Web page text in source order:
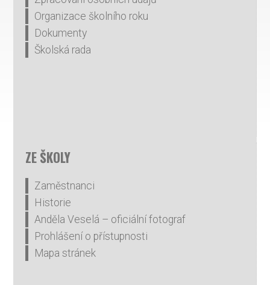
Organizace školního roku
Dokumenty
Školská rada
ZE ŠKOLY
Zaměstnanci
Historie
Anděla Veselá – oficiální fotograf
Prohlášení o přístupnosti
Mapa stránek